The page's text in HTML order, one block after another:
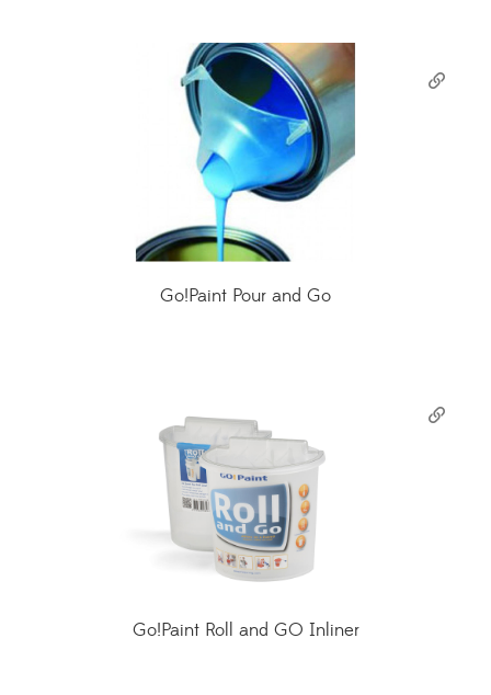
Go!Paint Pour and Go
Go!Paint Roll and GO Inliner